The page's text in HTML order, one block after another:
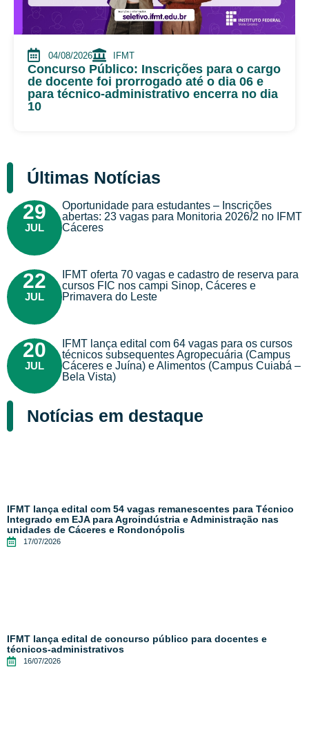
04/08/2026 IFMT
Concurso Público: Inscrições para o cargo
de docente foi prorrogado até o dia 06 e
para técnico-administrativo encerra no dia
10
Últimas Notícias
29
JUL
Oportunidade para estudantes – Inscrições
abertas: 23 vagas para Monitoria 2026/2 no IFMT
Cáceres
22
JUL
IFMT oferta 70 vagas e cadastro de reserva para
cursos FIC nos campi Sinop, Cáceres e
Primavera do Leste
20
JUL
IFMT lança edital com 64 vagas para os cursos
técnicos subsequentes Agropecuária (Campus
Cáceres e Juína) e Alimentos (Campus Cuiabá –
Bela Vista)
Notícias em destaque
IFMT lança edital com 54 vagas remanescentes para Técnico
Integrado em EJA para Agroindústria e Administração nas
unidades de Cáceres e Rondonópolis
17/07/2026
IFMT lança edital de concurso público para docentes e
técnicos-administrativos
16/07/2026